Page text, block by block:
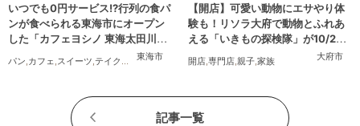
東海市
いつでも0円サービス!?行列の食パ
ンが食べられる東海市にオープン
した「カフェヨシノ 東海太田川
パン カフェ スイーツ テイクアウト ,家族 カップル おひとりさま,友人 大府市
【開店】可愛い動物にエサやり体
験も！リソラ大府で動物とふれあ
える「いきもの探検隊」が10/24
開店 専門店 親子 家族
記事一覧